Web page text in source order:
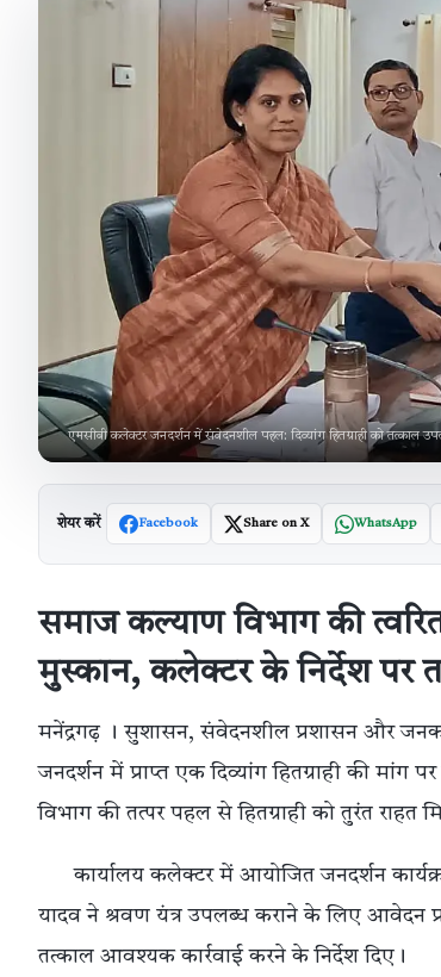
एमसीबी कलेक्टर जनदर्शन में संवेदनशील पहल: दिव्यांग हितग्राही को तत्काल
शेयर करें Facebook Share on X WhatsApp
समाज कल्याण विभाग की त्वरित
मुस्कान, कलेक्टर के निर्देश पर
मनेंद्रगढ़ । सुशासन, संवेदनशील प्रशासन और
जनदर्शन में प्राप्त एक दिव्यांग हितग्राही की
विभाग की तत्पर पहल से हितग्राही को तुरंत
कार्यालय कलेक्टर में आयोजित जनदर्शन कार्यक्रम
यादव ने श्रवण यंत्र उपलब्ध कराने के लिए आवेदन
तत्काल आवश्यक कार्रवाई करने के निर्देश दिए।